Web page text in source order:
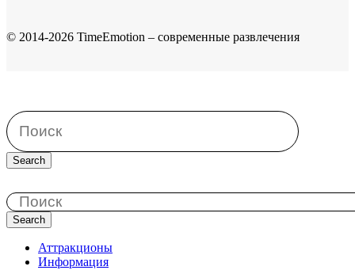
© 2014-2026 TimeEmotion – современные развлечения
Search
Search
Аттракционы
Информация